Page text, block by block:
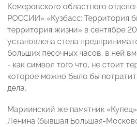
Кемеровского областного
РОССИИ» «Кузбасс: Территория
территория жизни» в сентябре
установлена стела
больших песочных часов, в ней
- как символ того что, не стоит
которое можно было бы
дела.
Мариинский же памятник
Ленина (бывшая Большая-